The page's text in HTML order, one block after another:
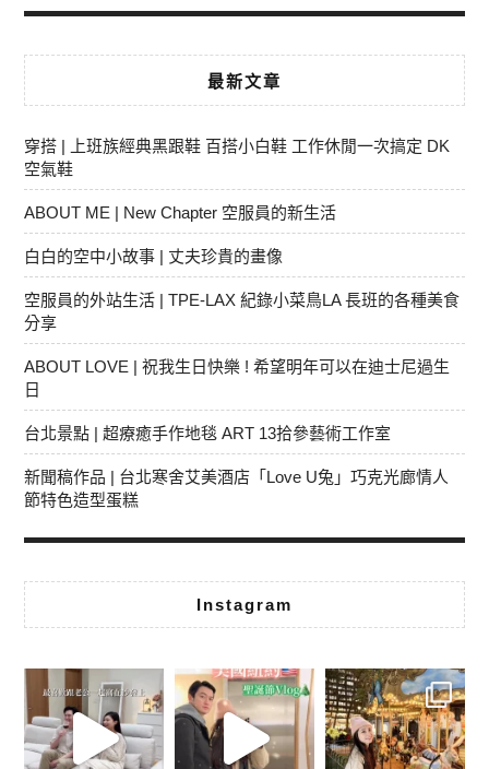
最新文章
穿搭 | 上班族經典黑跟鞋 百搭小白鞋 工作休閒一次搞定 DK
空氣鞋
ABOUT ME | New Chapter 空服員的新生活
白白的空中小故事 | 丈夫珍貴的畫像
空服員的外站生活 | TPE-LAX 紀錄小菜鳥LA 長班的各種美食
分享
ABOUT LOVE | 祝我生日快樂 ! 希望明年可以在迪士尼過生
日
台北景點 | 超療癒手作地毯 ART 13拾參藝術工作室
新聞稿作品 | 台北寒舍艾美酒店「Love U兔」巧克光廊情人
節特色造型蛋糕
Instagram